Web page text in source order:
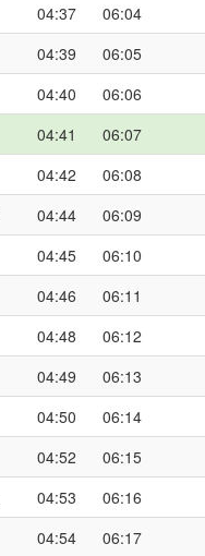
04:37 06:04
04:39 06:05
04:40 06:06
04:41 06:07
04:42 06:08
04:44 06:09
04:45 06:10
04:46 06:11
04:48 06:12
04:49 06:13
04:50 06:14
04:52 06:15
04:53 06:16
04:54 06:17